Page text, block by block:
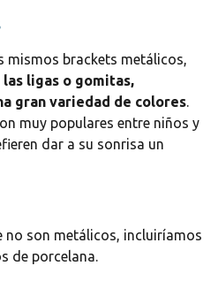
mismos brackets metálicos,
las ligas o gomitas,
gran variedad de colores.
muy populares entre niños y
dar a su sonrisa un
no son metálicos, incluiríamos
de porcelana.